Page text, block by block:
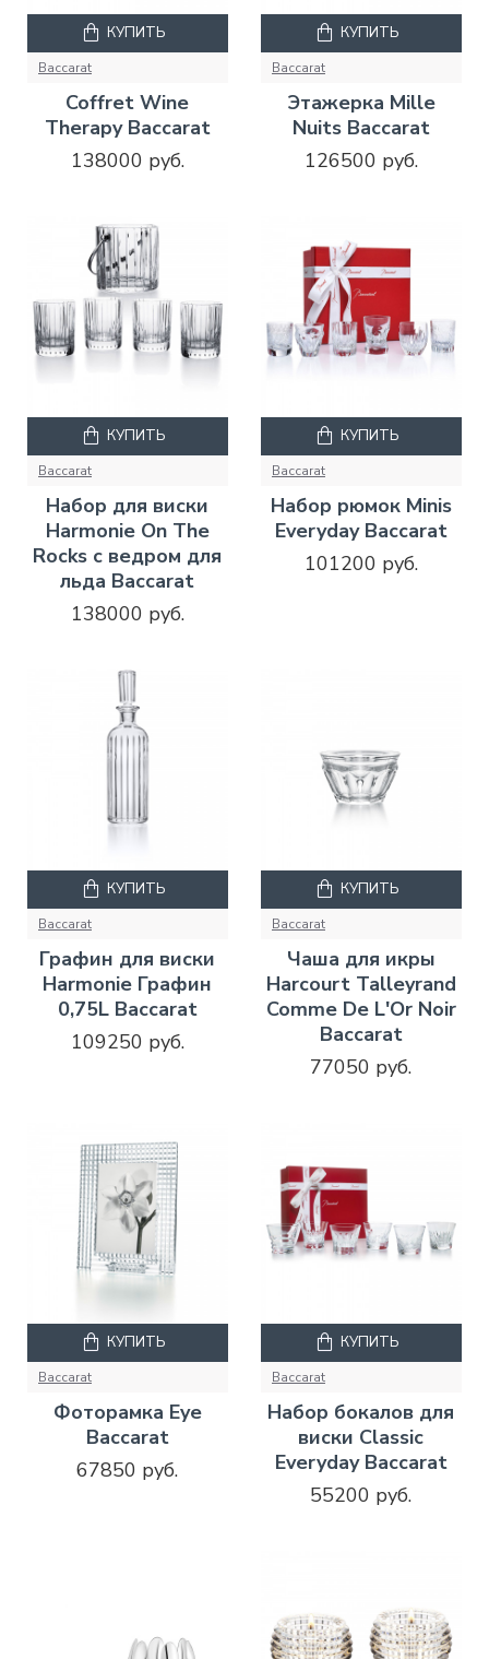
Baccarat
Coffret Wine
Therapy Baccarat
138000 руб.
КУПИТЬ
Baccarat
Этажерка Mille
Nuits Baccarat
126500 руб.
КУПИТЬ
Baccarat
Набор для виски
Harmonie On The
Rocks с ведром для
льда Baccarat
138000 руб.
КУПИТЬ
Baccarat
Набор рюмок Minis
Everyday Baccarat
101200 руб.
КУПИТЬ
Baccarat
Графин для виски
Harmonie Графин
0,75L Baccarat
109250 руб.
КУПИТЬ
Baccarat
Чаша для икры
Harcourt Talleyrand
Comme De L'Or Noir
Baccarat
77050 руб.
КУПИТЬ
Baccarat
Фоторамка Eye
Baccarat
67850 руб.
КУПИТЬ
Baccarat
Набор бокалов для
виски Classic
Everyday Baccarat
55200 руб.
КУПИТЬ